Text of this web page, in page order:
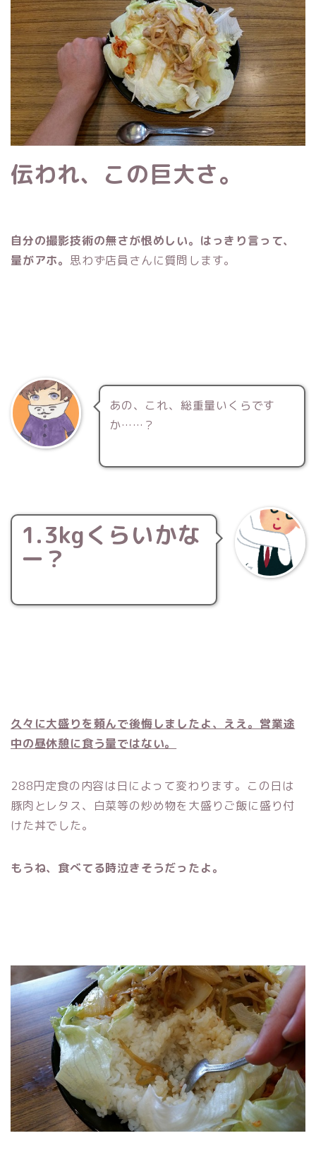
伝われ、この巨大さ。
自分の撮影技術の無さが恨めしい。はっきり言って、
量がアホ。 思わず店員さんに質問します。
あの、これ、総重量いくらです
か……？
1.3kgくらいかな
ー？
久々に大盛りを頼んで後悔しましたよ、ええ。営業途
中の昼休憩に食う量ではない。
288円定食の内容は日によって変わります。この日は
豚肉とレタス、白菜等の炒め物を大盛りご飯に盛り付
けた丼でした。
もうね、食べてる時泣きそうだったよ。